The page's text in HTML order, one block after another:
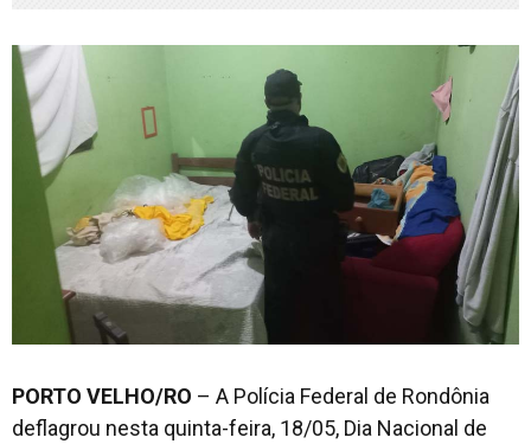
PORTO VELHO/RO – A Polícia Federal de Rondônia
deflagrou nesta quinta-feira, 18/05, Dia Nacional de